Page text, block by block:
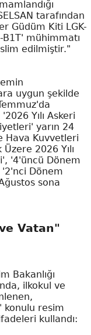
tarafından
Güdüm Kiti LGK-
mühimmatı
edilmiştir."
uygun şekilde
Yılı Askeri
yarın 24
Hava Kuvvetleri
2026 Yılı
'4'üncü Dönem
'2'nci Dönem
sona
Vatan"
Bakanlığı
ilkokul ve
konulu resim
kullandı: